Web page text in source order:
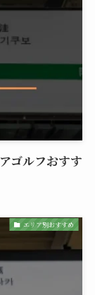
ゴルフおすす
エリア別おすすめ